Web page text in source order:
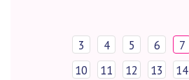
3
4 5 6 7
10
11 12 13 14